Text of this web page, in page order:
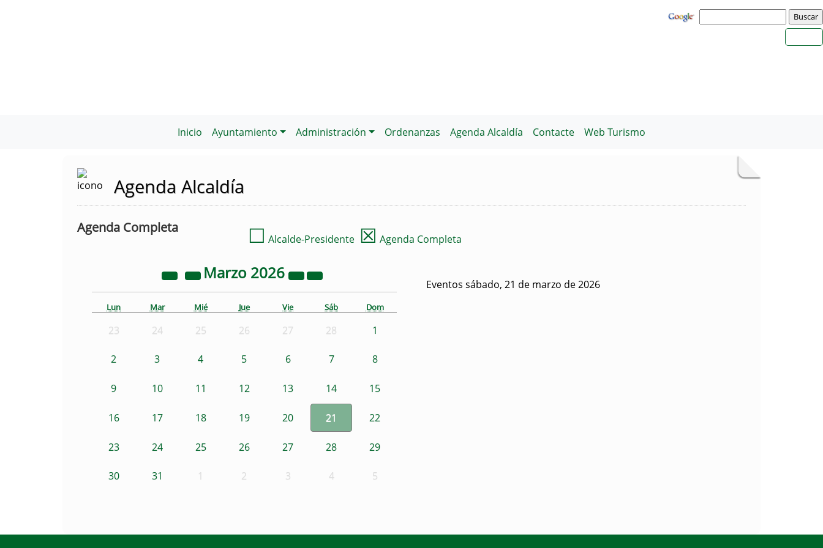
Inicio Ayuntamiento Administración Ordenanzas Agenda Alcaldía Contacte Web Turismo
Agenda Alcaldía
Agenda Completa ☐ Alcalde-Presidente ☒ Agenda Completa
Marzo 2026
Lun Mar Mié Jue Vie Sáb Dom
23 24 25 26 27 28 1
2 3 4 5 6 7 8
9 10 11 12 13 14 15
16 17 18 19 20 21 22
23 24 25 26 27 28 29
30 31 1 2 3 4 5
Eventos sábado, 21 de marzo de 2026